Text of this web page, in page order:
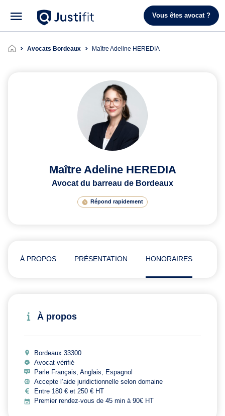
Vous êtes avocat ?
Avocats Bordeaux Maître Adeline HEREDIA
Maître Adeline HEREDIA
Avocat du barreau de Bordeaux
Répond rapidement
À PROPOS PRÉSENTATION HONORAIRES
À propos
Bordeaux 33300
Avocat vérifié
Parle Français, Anglais, Espagnol
Accepte l’aide juridictionnelle selon domaine
Entre 180 € et 250 € HT
Premier rendez-vous de 45 min à 90€ HT